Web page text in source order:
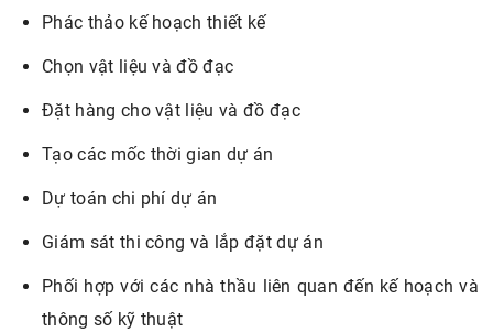
Phác thảo kế hoạch thiết kế
Chọn vật liệu và đồ đạc
Đặt hàng cho vật liệu và đồ đạc
Tạo các mốc thời gian dự án
Dự toán chi phí dự án
Giám sát thi công và lắp đặt dự án
Phối hợp với các nhà thầu liên quan đến kế hoạch và
thông số kỹ thuật